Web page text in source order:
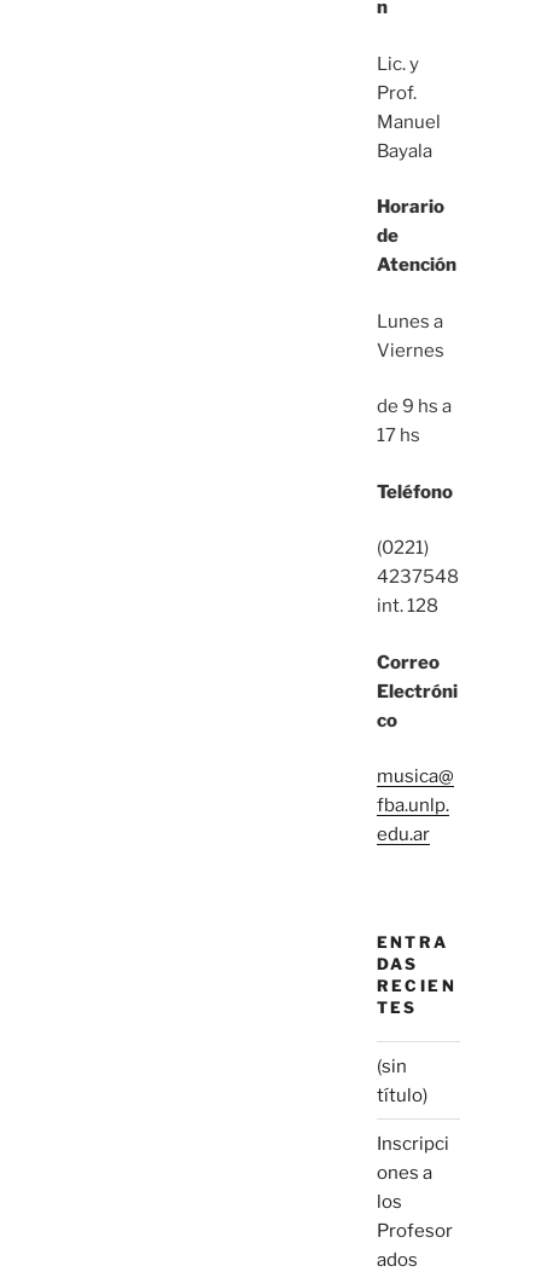
n
Lic. y
Prof.
Manuel
Bayala
Horario
de
Atención
Lunes a
Viernes
de 9 hs a
17 hs
Teléfono
(0221)
4237548
int. 128
Correo
Electróni
co
musica@
fba.unlp.
edu.ar
ENTRA
DAS
RECIEN
TES
(sin
título)
Inscripci
ones a
los
Profesor
ados